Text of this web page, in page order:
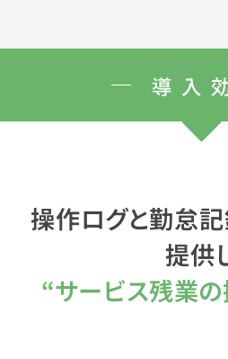
導入
操作ログと勤怠
提供
“サービス残業